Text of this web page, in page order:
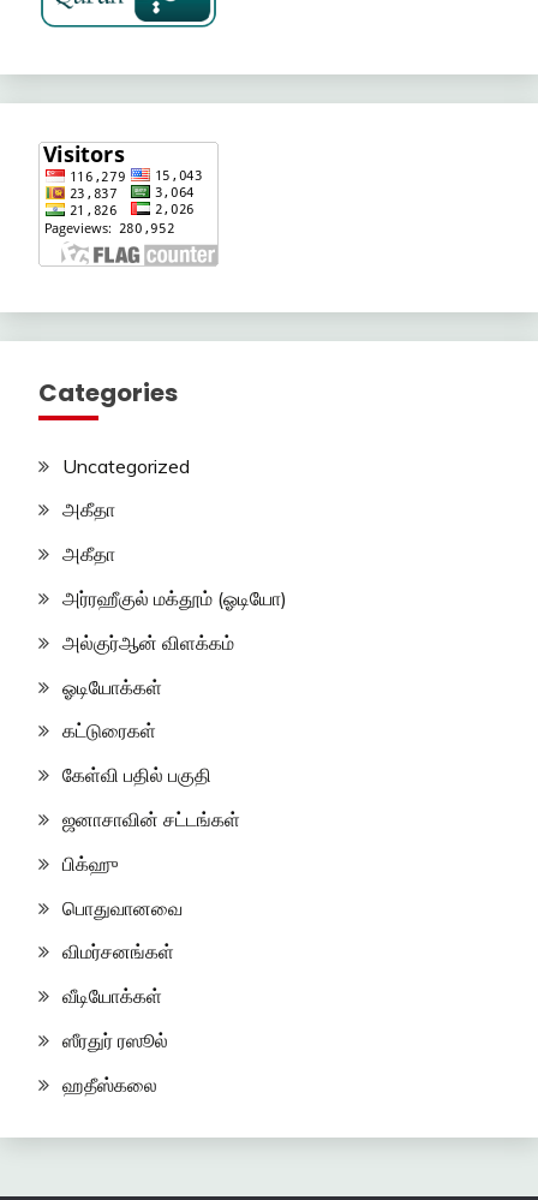
Categories
Uncategorized
அகீதா
அகீதா
அர்ரஹீகுல் மக்தூம் (ஓடியோ)
அல்குர்ஆன் விளக்கம்
ஓடியோக்கள்
கட்டுரைகள்
கேள்வி பதில் பகுதி
ஜனாசாவின் சட்டங்கள்
பிக்ஹு
பொதுவானவை
விமர்சனங்கள்
வீடியோக்கள்
ஸீரதுர் ரஸூல்
ஹதீஸ்கலை